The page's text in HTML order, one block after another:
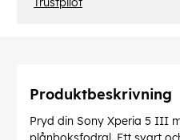
Produktbeskrivning
Pryd din Sony Xperia 5 III